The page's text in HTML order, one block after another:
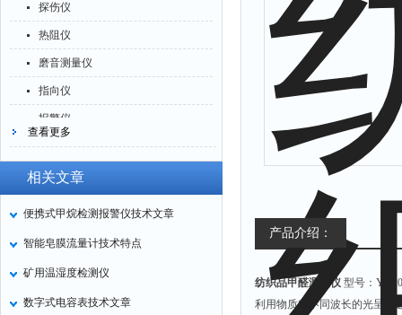
探伤仪
热阻仪
磨音测量仪
指向仪
报警仪
灰分仪
氮氧化物仪
查看更多
相关文章
便携式甲烷检测报警仪技术文章
智能皂膜流量计技术特点
矿用温湿度检测仪
数字式电容表技术文章
产品介绍：
纺织品甲醛测定仪 型号：
利用物质对不同波长的光呈